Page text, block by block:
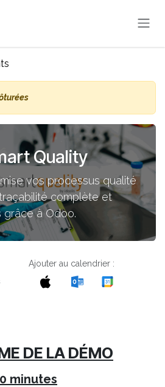
Quality
vos processus qualité
complète et
grâce à Odoo.
Ajouter au calendrier :
DE LA DÉMO
minutes